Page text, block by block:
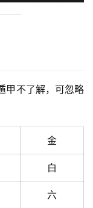
甲不了解，可忽略
金
白
六